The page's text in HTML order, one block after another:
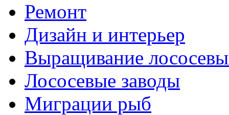
Ремонт
Дизайн и интерьер
Выращивание
Лососевые заводы
Миграции рыб